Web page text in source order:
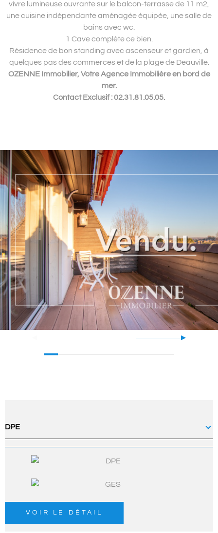
vivre lumineuse ouvrante sur le balcon-terrasse de 11 m2,
une cuisine indépendante aménagée équipée, une salle de
bains avec wc.
1 Cave complète ce bien.
Résidence de bon standing avec ascenseur et gardien, à
quelques pas des commerces et de la plage de Deauville.
OZENNE Immobilier, Votre Agence Immobilière en bord de
mer.
Contact Exclusif : 02.31.81.05.05.
DPE
VOIR LE DÉTAIL